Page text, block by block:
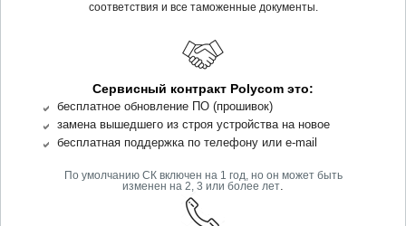
соответствия и все таможенные документы.
Сервисный контракт Polycom это:
бесплатное обновление ПО (прошивок)
замена вышедшего из строя устройства на новое
бесплатная поддержка по телефону или e-mail
По умолчанию СК включен на 1 год, но он может быть
изменен на 2, 3 или более лет.